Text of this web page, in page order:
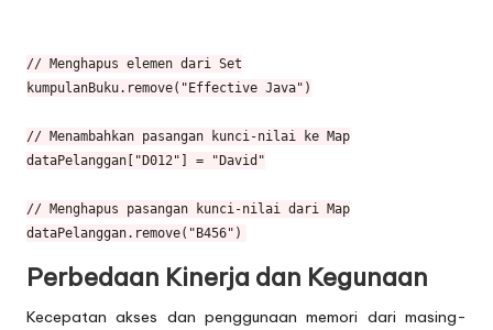
// Menghapus elemen dari Set
kumpulanBuku.remove("Effective Java")
// Menambahkan pasangan kunci-nilai ke Map
dataPelanggan["D012"] = "David"
// Menghapus pasangan kunci-nilai dari Map
Perbedaan Kinerja dan Kegunaan
Kecepatan akses dan penggunaan memori dari masing-